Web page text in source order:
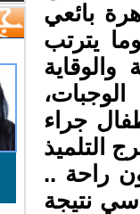
بائعي
يترتب
جراء
ساعات يخرج التلميذ
راحة ..
نتيجة